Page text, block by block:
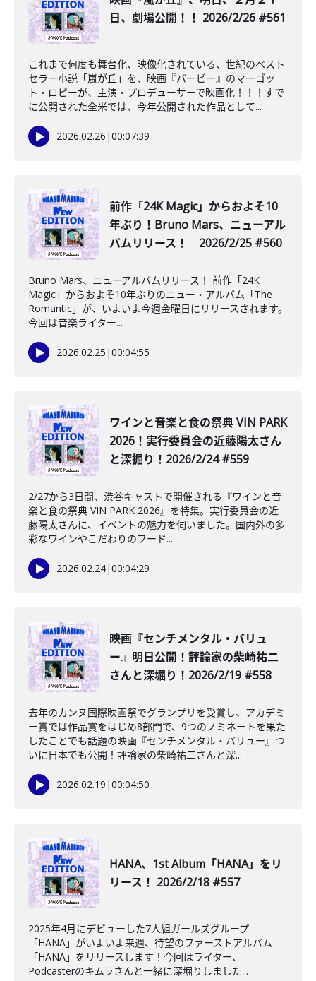
日、劇場公開！！ 2026/2/26 #561
これまで何度も舞台化、映像化されている、世紀のベスト
セラー小説「嵐が丘」を、映画『バービー』のマーゴッ
ト・ロビーが、主演・プロデューサーで映画化！！！すで
に公開された全米では、今年公開された作品として...
2026.02.26 |00:07:39
前作「24K Magic」からおよそ10
年ぶり！Bruno Mars、ニューアル
バムリリース！ 2026/2/25 #560
Bruno Mars、ニューアルバムリリース！ 前作「24K
Magic」からおよそ10年ぶりのニュー・アルバム「The
Romantic」が、いよいよ今週金曜日にリリースされます。
今回は音楽ライター...
2026.02.25 |00:04:55
️ワインと音楽と食の祭典 VIN PARK
2026！実行委員会の近藤陽太さん
と深掘り！2026/2/24 #559
2/27から3日間、渋谷キャストで開催される『ワインと音
楽と食の祭典 VIN PARK 2026』を特集。実行委員会の近
藤陽太さんに、イベントの魅力を伺いました。国内外の多
彩なワインやこだわりのフード...
2026.02.24|00:04:29
映画『センチメンタル・バリュ
ー』明日公開！評論家の柴崎祐二
さんと深堀り！2026/2/19 #558
去年のカンヌ国際映画祭でグランプリを受賞し、アカデミ
ー賞では作品賞をはじめ8部門で、9つのノミネートを果た
したことでも話題の映画『センチメンタル・バリュー』つ
いに日本でも公開！評論家の柴崎祐二さんと深...
2026.02.19 |00:04:50
HANA、1st Album「HANA」をリ
リース！ 2026/2/18 #557
2025年4月にデビューした7人組ガールズグループ
「HANA」がいよいよ来週、待望のファーストアルバム
「HANA」をリリースします！今回はライター、
Podcasterのキムラさんと一緒に深堀りしました...